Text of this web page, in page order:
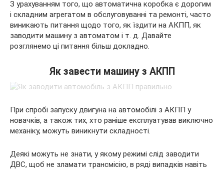
З урахуванням того, що автоматична коробка є дорогим
і складним агрегатом в обслуговуванні та ремонті, часто
виникають питання щодо того, як їздити на АКПП, як
заводити машину з автоматом і т. д. Давайте
розглянемо ці питання більш докладно.
Як завести машину з АКПП
При спробі запуску двигуна на автомобілі з АКПП у
новачків, а також тих, хто раніше експлуатував виключно
механіку, можуть виникнути складності.
Деякі можуть не знати, у якому режимі слід заводити
ДВС, щоб не зламати трансмісію, в ряді випадків навіть